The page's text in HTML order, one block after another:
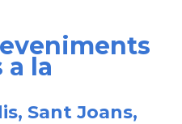
a la
Sant Joans,